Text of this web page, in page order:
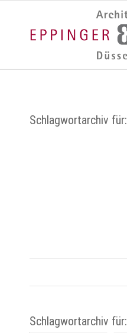
Schlagwortarchiv für:
Schlagwortarchiv für: